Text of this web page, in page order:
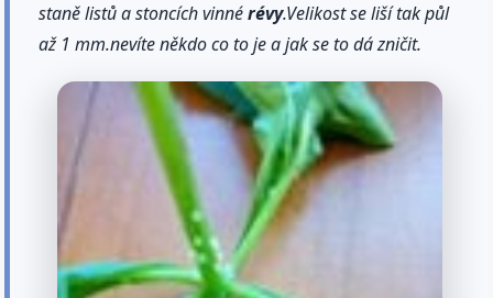
staně listů a stoncích vinnérévy.Velikost se liší tak půl
až 1 mm.nevíte někdo co to je a jak se to dá zničit.